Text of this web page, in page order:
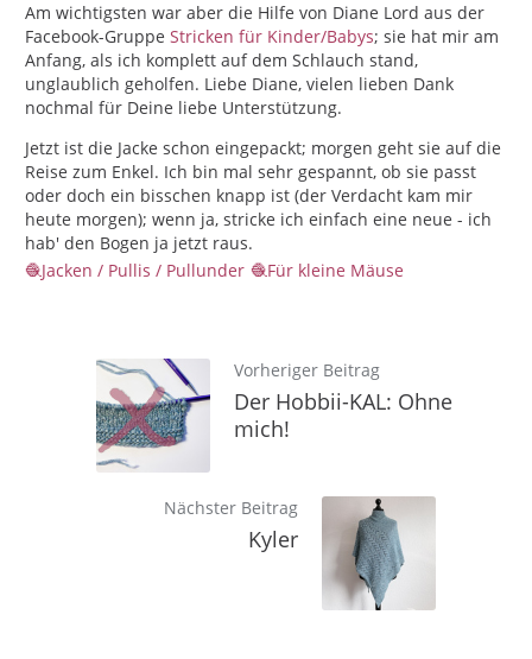
Am wichtigsten war aber die Hilfe von Diane Lord aus der
Facebook-Gruppe Stricken für Kinder/Babys; sie hat mir am
Anfang, als ich komplett auf dem Schlauch stand,
unglaublich geholfen. Liebe Diane, vielen lieben Dank
nochmal für Deine liebe Unterstützung.
Jetzt ist die Jacke schon eingepackt; morgen geht sie auf die
Reise zum Enkel. Ich bin mal sehr gespannt, ob sie passt
oder doch ein bisschen knapp ist (der Verdacht kam mir
heute morgen); wenn ja, stricke ich einfach eine neue - ich
hab' den Bogen ja jetzt raus.
Jacken / Pullis / Pullunder
Für kleine Mäuse
Vorheriger Beitrag
Der Hobbii-KAL: Ohne
mich!
Nächster Beitrag
Kyler